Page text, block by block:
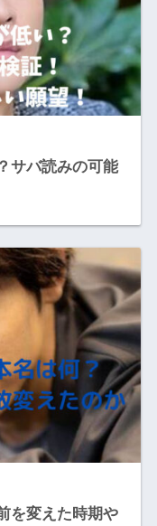
サバ読みの可能
を変えた時期や